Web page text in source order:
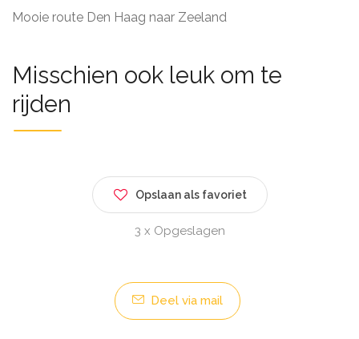
Mooie route Den Haag naar Zeeland
Misschien ook leuk om te
rijden
Opslaan als favoriet
3 x Opgeslagen
Deel via mail